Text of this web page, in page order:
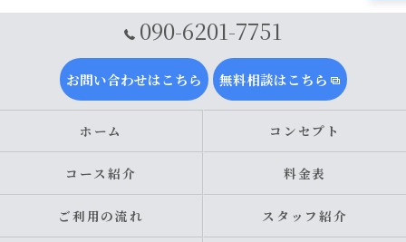
090-6201-7751
お問い合わせはこちら 無料相談はこちら
ホーム コンセプト
コース紹介 料金表
ご利用の流れ スタッフ紹介